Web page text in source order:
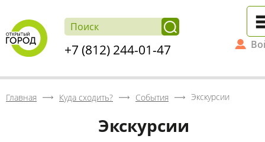
+7 (812) 244-01-47
Главная Куда сходить? События Экскурсии
Экскурсии